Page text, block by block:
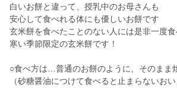
白いお餅と違って、授乳中のお母さんも
安心して食べれる体にも優しいお餅です
玄米餅を食べたことのない人には是非一度食
寒い季節限定の玄米餅です！
○食べ方は…普通のお餅のように、そのまま
（砂糖醤油につけて食べると止まらないおい